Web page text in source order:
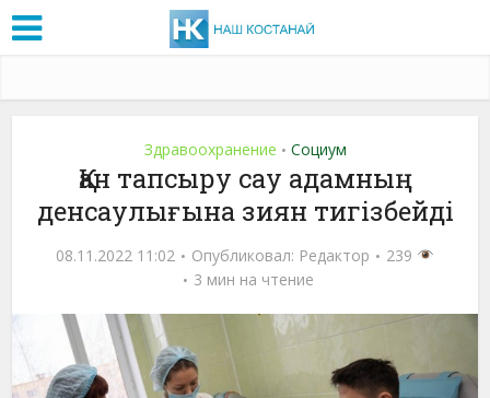
Здравоохранение • Социум
Қан тапсыру сау адамның
денсаулығына зиян тигізбейді
08.11.2022 11:02 Опубликовал: Редактор
239
3 мин на чтение